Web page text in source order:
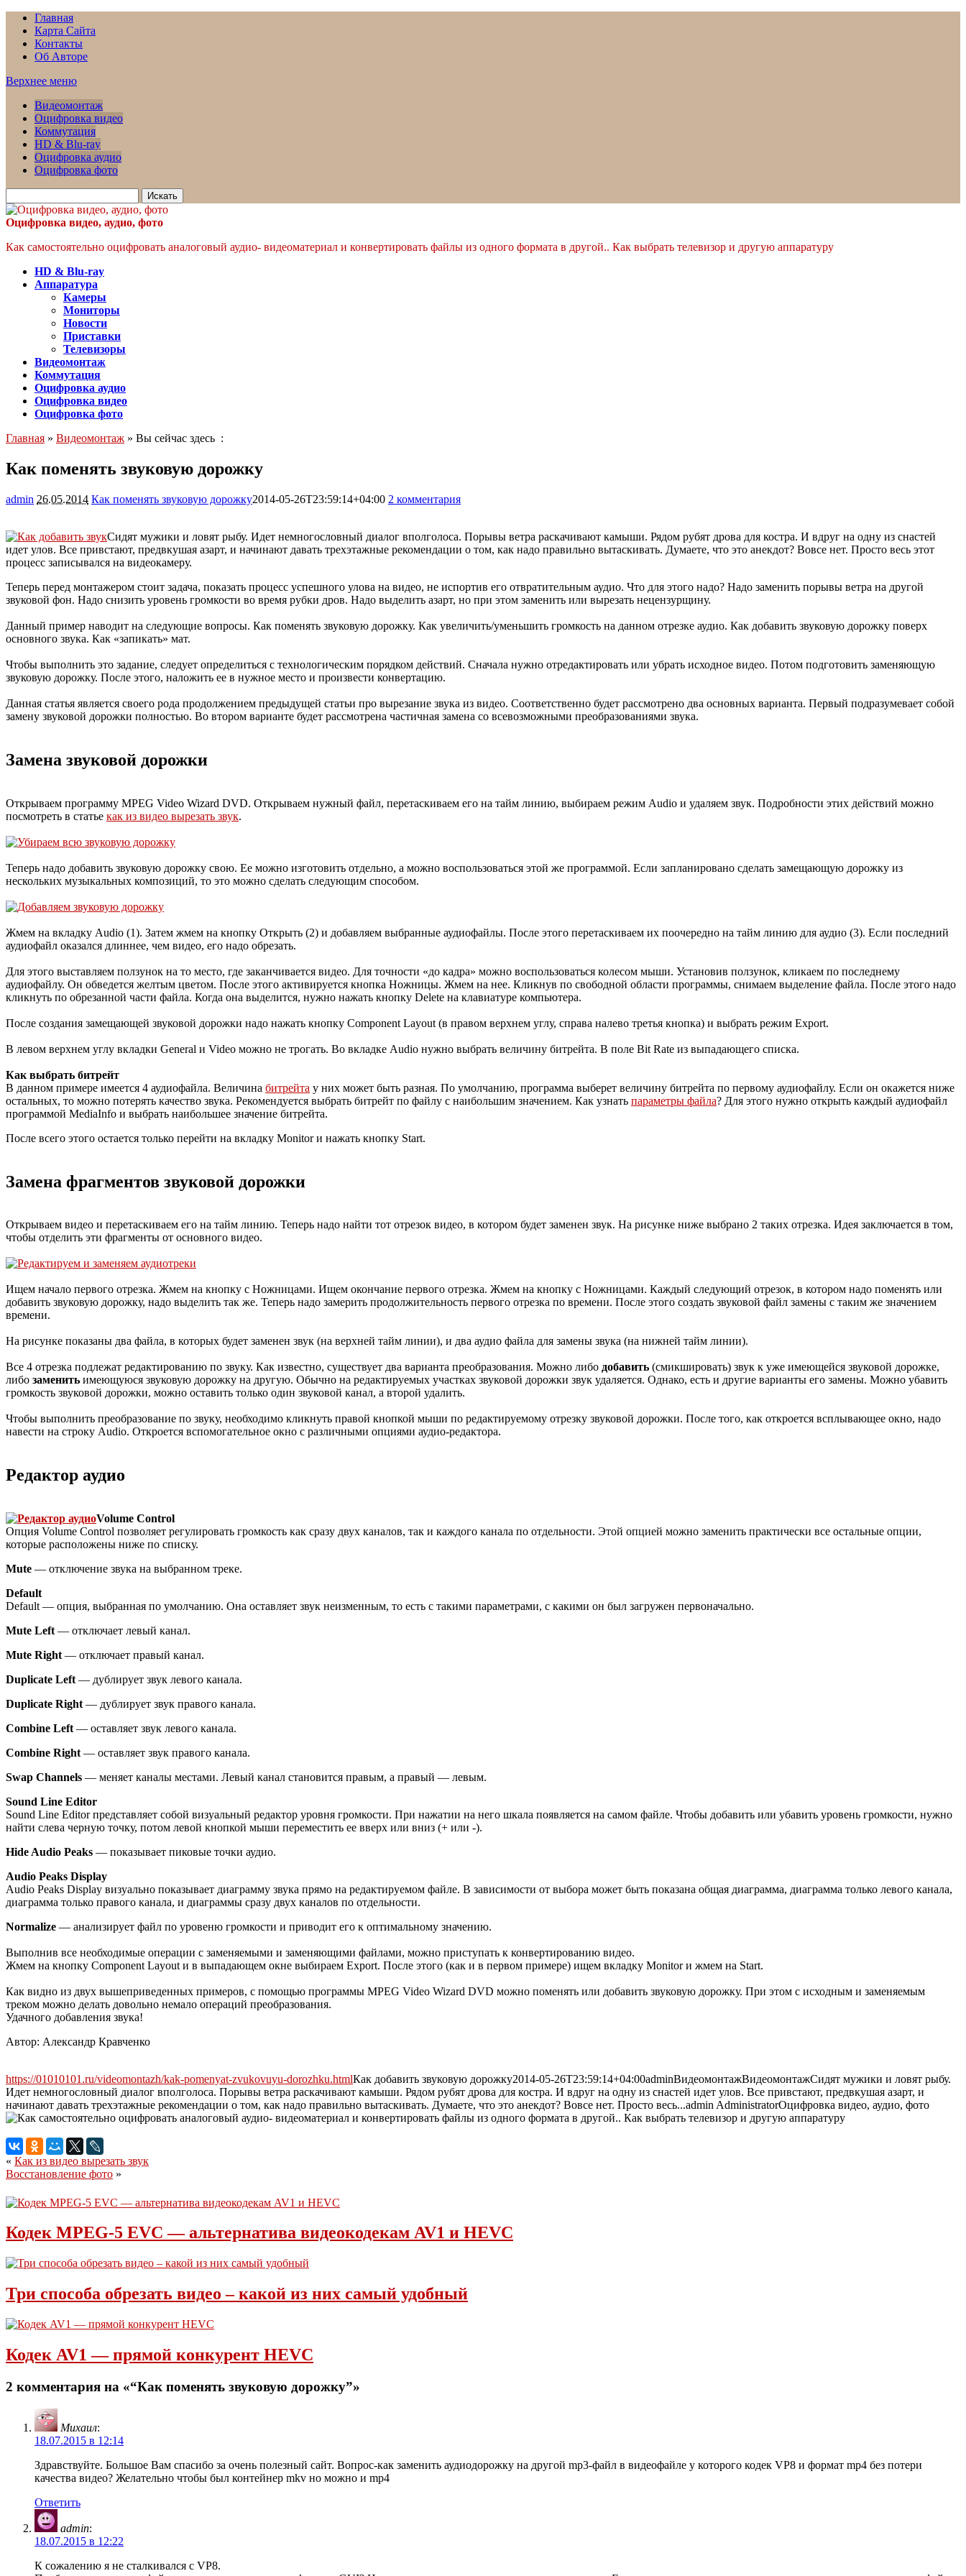
Главная
Карта Сайта
Контакты
Об Авторе
Верхнее меню
Видеомонтаж
Оцифровка видео
Коммутация
HD & Blu-ray
Оцифровка аудио
Оцифровка фото
для:
Оцифровка видео, аудио, фото
Как самостоятельно оцифровать аналоговый аудио- видеоматериал и конвертировать файлы из одного формата в другой.. Как выбрать телевизор и другую аппаратуру
HD & Blu-ray
Аппаратура
Камеры
Мониторы
Новости
Приставки
Телевизоры
Видеомонтаж
Коммутация
Оцифровка аудио
Оцифровка видео
Оцифровка фото
Главная » Видеомонтаж » Вы сейчас здесь :
Как поменять звуковую дорожку
admin 26.05.2014 Как поменять звуковую дорожку2014-05-26T23:59:14+04:00 2 комментария
Сидят мужики и ловят рыбу. Идет немногословный диалог вполголоса. Порывы ветра раскачивают камыши. Рядом рубят дрова для костра. И вдруг на одну из снастей
идет улов. Все привстают, предвкушая азарт, и начинают давать трехэтажные рекомендации о том, как надо правильно вытаскивать. Думаете, что это анекдот? Вовсе нет. Просто весь этот
процесс записывался на видеокамеру.
Теперь перед монтажером стоит задача, показать процесс успешного улова на видео, не испортив его отвратительным аудио. Что для этого надо? Надо заменить порывы ветра на другой
звуковой фон. Надо снизить уровень громкости во время рубки дров. Надо выделить азарт, но при этом заменить или вырезать нецензурщину.
Данный пример наводит на следующие вопросы. Как поменять звуковую дорожку. Как увеличить/уменьшить громкость на данном отрезке аудио. Как добавить звуковую дорожку поверх
основного звука. Как «запикать» мат.
Чтобы выполнить это задание, следует определиться с технологическим порядком действий. Сначала нужно отредактировать или убрать исходное видео. Потом подготовить заменяющую
звуковую дорожку. После этого, наложить ее в нужное место и произвести конвертацию.
Данная статья является своего рода продолжением предыдущей статьи про вырезание звука из видео. Соответственно будет рассмотрено два основных варианта. Первый подразумевает собой
замену звуковой дорожки полностью. Во втором варианте будет рассмотрена частичная замена со всевозможными преобразованиями звука.
Замена звуковой дорожки
Открываем программу MPEG Video Wizard DVD. Открываем нужный файл, перетаскиваем его на тайм линию, выбираем режим Audio и удаляем звук. Подробности этих действий можно
посмотреть в статье как из видео вырезать звук.
Теперь надо добавить звуковую дорожку свою. Ее можно изготовить отдельно, а можно воспользоваться этой же программой. Если запланировано сделать замещающую дорожку из
нескольких музыкальных композиций, то это можно сделать следующим способом.
Жмем на вкладку Audio (1). Затем жмем на кнопку Открыть (2) и добавляем выбранные аудиофайлы. После этого перетаскиваем их поочередно на тайм линию для аудио (3). Если последний
аудиофайл оказался длиннее, чем видео, его надо обрезать.
Для этого выставляем ползунок на то место, где заканчивается видео. Для точности «до кадра» можно воспользоваться колесом мыши. Установив ползунок, кликаем по последнему
аудиофайлу. Он обведется желтым цветом. После этого активируется кнопка Ножницы. Жмем на нее. Кликнув по свободной области программы, снимаем выделение файла. После этого надо
кликнуть по обрезанной части файла. Когда она выделится, нужно нажать кнопку Delete на клавиатуре компьютера.
После создания замещающей звуковой дорожки надо нажать кнопку Component Layout (в правом верхнем углу, справа налево третья кнопка) и выбрать режим Export.
В левом верхнем углу вкладки General и Video можно не трогать. Во вкладке Audio нужно выбрать величину битрейта. В поле Bit Rate из выпадающего списка.
Как выбрать битрейт
В данном примере имеется 4 аудиофайла. Величина битрейта у них может быть разная. По умолчанию, программа выберет величину битрейта по первому аудиофайлу. Если он окажется ниже
остальных, то можно потерять качество звука. Рекомендуется выбрать битрейт по файлу с наибольшим значением. Как узнать параметры файла? Для этого нужно открыть каждый аудиофайл
программой MediaInfo и выбрать наибольшее значение битрейта.
После всего этого остается только перейти на вкладку Monitor и нажать кнопку Start.
Замена фрагментов звуковой дорожки
Открываем видео и перетаскиваем его на тайм линию. Теперь надо найти тот отрезок видео, в котором будет заменен звук. На рисунке ниже выбрано 2 таких отрезка. Идея заключается в том,
чтобы отделить эти фрагменты от основного видео.
Ищем начало первого отрезка. Жмем на кнопку с Ножницами. Ищем окончание первого отрезка. Жмем на кнопку с Ножницами. Каждый следующий отрезок, в котором надо поменять или
добавить звуковую дорожку, надо выделить так же. Теперь надо замерить продолжительность первого отрезка по времени. После этого создать звуковой файл замены с таким же значением
времени.
На рисунке показаны два файла, в которых будет заменен звук (на верхней тайм линии), и два аудио файла для замены звука (на нижней тайм линии).
Все 4 отрезка подлежат редактированию по звуку. Как известно, существует два варианта преобразования. Можно либо добавить (смикшировать) звук к уже имеющейся звуковой дорожке,
либо заменить имеющуюся звуковую дорожку на другую. Обычно на редактируемых участках звуковой дорожки звук удаляется. Однако, есть и другие варианты его замены. Можно убавить
громкость звуковой дорожки, можно оставить только один звуковой канал, а второй удалить.
Чтобы выполнить преобразование по звуку, необходимо кликнуть правой кнопкой мыши по редактируемому отрезку звуковой дорожки. После того, как откроется всплывающее окно, надо
навести на строку Audio. Откроется вспомогательное окно с различными опциями аудио-редактора.
Редактор аудио
Volume Control
Опция Volume Control позволяет регулировать громкость как сразу двух каналов, так и каждого канала по отдельности. Этой опцией можно заменить практически все остальные опции,
которые расположены ниже по списку.
Mute — отключение звука на выбранном треке.
Default
Default — опция, выбранная по умолчанию. Она оставляет звук неизменным, то есть с такими параметрами, с какими он был загружен первоначально.
Mute Left — отключает левый канал.
Mute Right — отключает правый канал.
Duplicate Left — дублирует звук левого канала.
Duplicate Right — дублирует звук правого канала.
Combine Left — оставляет звук левого канала.
Combine Right — оставляет звук правого канала.
Swap Channels — меняет каналы местами. Левый канал становится правым, а правый — левым.
Sound Line Editor
Sound Line Editor представляет собой визуальный редактор уровня громкости. При нажатии на него шкала появляется на самом файле. Чтобы добавить или убавить уровень громкости, нужно
найти слева черную точку, потом левой кнопкой мыши переместить ее вверх или вниз (+ или -).
Hide Audio Peaks — показывает пиковые точки аудио.
Audio Peaks Display
Audio Peaks Display визуально показывает диаграмму звука прямо на редактируемом файле. В зависимости от выбора может быть показана общая диаграмма, диаграмма только левого канала,
диаграмма только правого канала, и диаграммы сразу двух каналов по отдельности.
Normalize — анализирует файл по уровеню громкости и приводит его к оптимальному значению.
Выполнив все необходимые операции с заменяемыми и заменяющими файлами, можно приступать к конвертированию видео.
Жмем на кнопку Component Layout и в выпадающем окне выбираем Export. После этого (как и в первом примере) ищем вкладку Monitor и жмем на Start.
Как видно из двух вышеприведенных примеров, с помощью программы MPEG Video Wizard DVD можно поменять или добавить звуковую дорожку. При этом с исходным и заменяемым
треком можно делать довольно немало операций преобразования.
Удачного добавления звука!
Автор: Александр Кравченко
https://01010101.ru/videomontazh/kak-pomenyat-zvukovuyu-dorozhku.htmlКак добавить звуковую дорожку2014-05-26T23:59:14+04:00adminВидеомонтажВидеомонтажСидят мужики и ловят рыбу.
Идет немногословный диалог вполголоса. Порывы ветра раскачивают камыши. Рядом рубят дрова для костра. И вдруг на одну из снастей идет улов. Все привстают, предвкушая азарт, и
начинают давать трехэтажные рекомендации о том, как надо правильно вытаскивать. Думаете, что это анекдот? Вовсе нет. Просто весь...admin AdministratorОцифровка видео, аудио, фото
« Как из видео вырезать звук
Восстановление фото »
Кодек MPEG-5 EVC — альтернатива видеокодекам AV1 и HEVC
Три способа обрезать видео – какой из них самый удобный
Кодек AV1 — прямой конкурент HEVC
2 комментария на «“Как поменять звуковую дорожку”»
Михаил:
18.07.2015 в 12:14
Здравствуйте. Большое Вам спасибо за очень полезный сайт. Вопрос-как заменить аудиодорожку на другой mp3-файл в видеофайле у которого кодек VP8 и формат mp4 без потери
качества видео? Желательно чтобы был контейнер mkv но можно и mp4
Ответить
admin:
18.07.2015 в 12:22
К сожалению я не сталкивался с VP8.